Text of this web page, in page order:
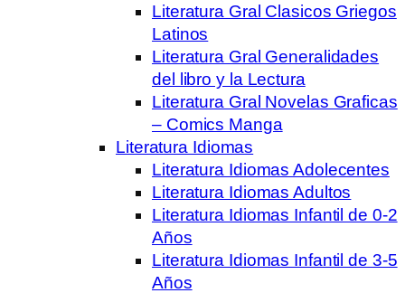
Literatura Gral Clasicos Griegos
Latinos
Literatura Gral Generalidades
del libro y la Lectura
Literatura Gral Novelas Graficas
– Comics Manga
Literatura Idiomas
Literatura Idiomas Adolecentes
Literatura Idiomas Adultos
Literatura Idiomas Infantil de 0-2
Años
Literatura Idiomas Infantil de 3-5
Años